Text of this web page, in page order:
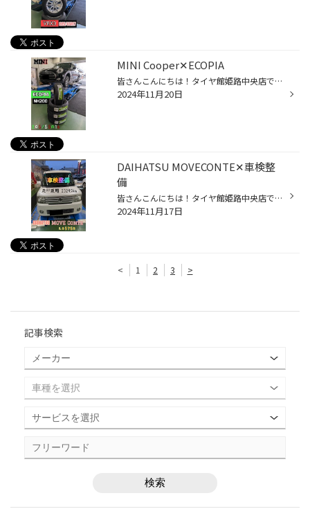
MINI Cooper✕ECOPIA
皆さんこんにちは！タイヤ館姫路中央店です(^^) 本日はミニクーパーのタイヤ交換をご案内いたします♪ 今回ご購入頂いたのはECOPIA NH200になります。 ECOPIA NH200の詳細はコチラ NH200は新車装着タイヤと同等性能を持つタイヤです。 偏摩耗を抑制する高剛性ショルダーブロックを採用し、安全性能が...
2024年11月20日
DAIHATSU MOVECONTE✕車検整
備
皆さんこんにちは！タイヤ館姫路中央店です(^^) 本日はムーヴコンテの車検整備をご案内致します♪ 今回のお客様は新しい車の納車待ちとのことだったので点検した後最低限の整備のみさせていただきました！ ◆点検・整備メニュー ・24ヶ月法定点検 ・ブレーキオイル交換 ・洗車、車内清掃 多くの施工依...
2024年11月17日
< 1 2 3 >
記事検索